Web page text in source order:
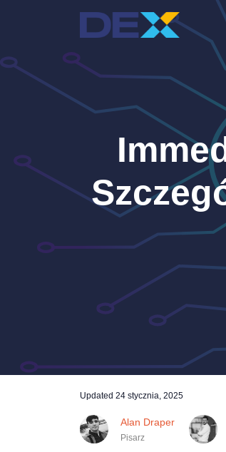
Updated 24 stycznia, 2025
Alan Draper
Pisarz